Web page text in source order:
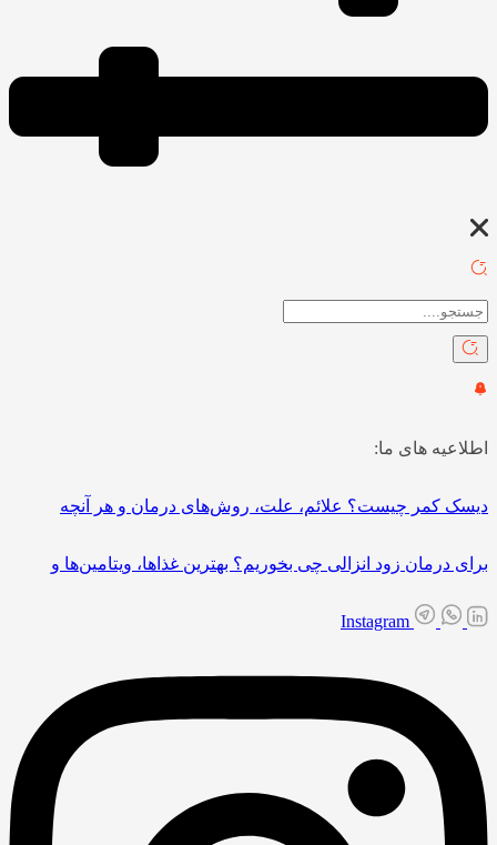
اطلاعیه های ما:
دیسک کمر چیست؟ علائم، علت، روش‌های درمان و هر آنچه
برای درمان زود انزالی چی بخوریم؟ بهترین غذاها، ویتامین‌ها و
Instagram